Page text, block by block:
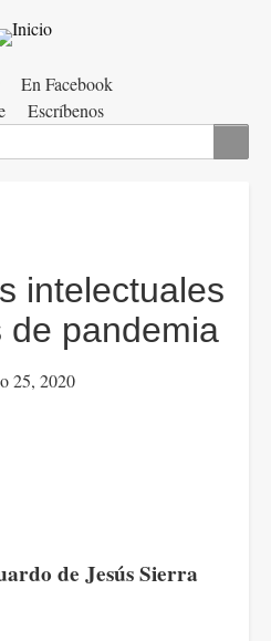
En Facebook
Escríbenos
intelectuales
de pandemia
25, 2020
de Jesús Sierra